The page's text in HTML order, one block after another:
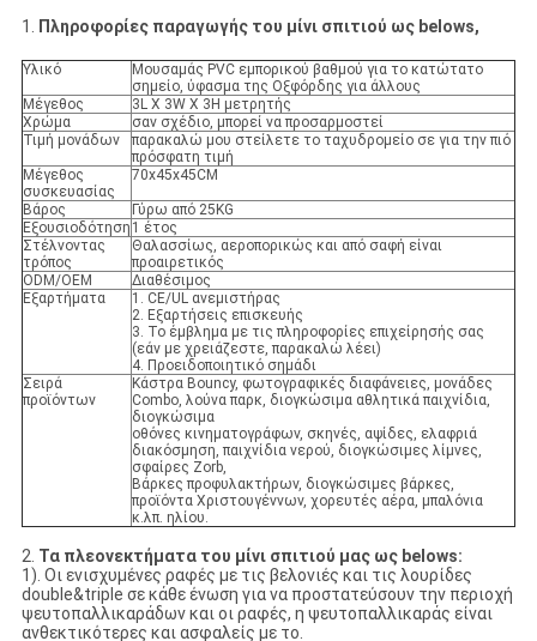
1. Πληροφορίες παραγωγής του μίνι σπιτιού ως belows,
Υλικό
Μουσαμάς PVC εμπορικού βαθμού για το κατώτατο
σημείο, ύφασμα της Οξφόρδης για άλλους
Μέγεθος
3L Χ 3W Χ 3H μετρητής
Χρώμα
σαν σχέδιο, μπορεί να προσαρμοστεί
Τιμή μονάδων
παρακαλώ μου στείλετε το ταχυδρομείο σε για την πιό
πρόσφατη τιμή
Μέγεθος
συσκευασίας
70x45x45CM
Βάρος
Γύρω από 25KG
Εξουσιοδότηση 1 έτος
Στέλνοντας
τρόπος
Θαλασσίως, αεροπορικώς και από σαφή είναι
προαιρετικός
ODM/OEM
Διαθέσιμος
Εξαρτήματα
1. CE/UL ανεμιστήρας
2. Εξαρτήσεις επισκευής
3. Το έμβλημα με τις πληροφορίες επιχείρησής σας
(εάν με χρειάζεστε, παρακαλώ λέει)
4. Προειδοποιητικό σημάδι
Σειρά
προϊόντων
Κάστρα Bouncy, φωτογραφικές διαφάνειες, μονάδες
Combo, λούνα παρκ, διογκώσιμα αθλητικά παιχνίδια,
διογκώσιμα
οθόνες κινηματογράφων, σκηνές, αψίδες, ελαφριά
διακόσμηση, παιχνίδια νερού, διογκώσιμες λίμνες,
σφαίρες Zorb,
Βάρκες προφυλακτήρων, διογκώσιμες βάρκες,
προϊόντα Χριστουγέννων, χορευτές αέρα, μπαλόνια
κ.λπ. ηλίου.
2. Τα πλεονεκτήματα του μίνι σπιτιού μας ως belows:
1). Οι ενισχυμένες ραφές με τις βελονιές και τις λουρίδες
double&triple σε κάθε ένωση για να προστατεύσουν την περιοχή
ψευτοπαλλικαράδων και οι ραφές, η ψευτοπαλλικαράς είναι
ανθεκτικότερες και ασφαλείς με το.